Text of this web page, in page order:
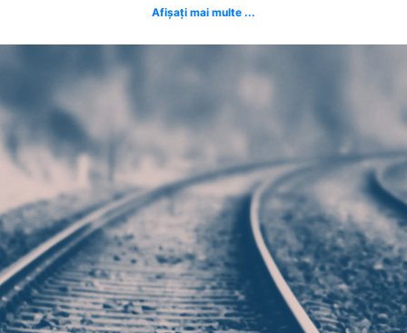
Afișați mai multe ...